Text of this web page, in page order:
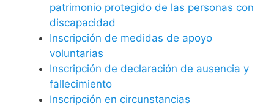
patrimonio protegido de las personas con
discapacidad
Inscripción de medidas de apoyo
voluntarias
Inscripción de declaración de ausencia y
fallecimiento
Inscripción en circunstancias